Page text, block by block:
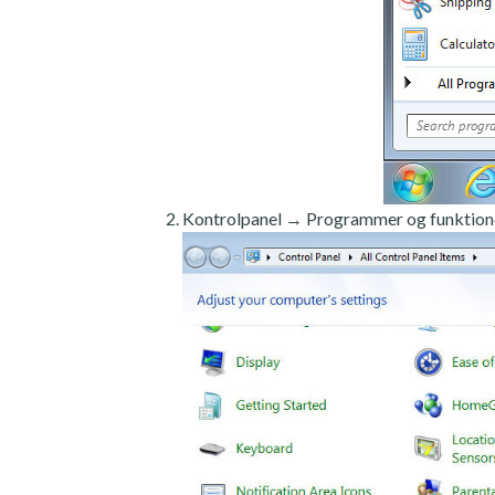
Kontrolpanel → Programmer og